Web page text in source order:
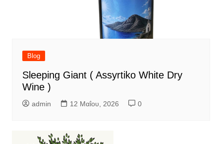
Blog
Sleeping Giant ( Assyrtiko White Dry
Wine )
admin 12 Μαΐου, 2026 0